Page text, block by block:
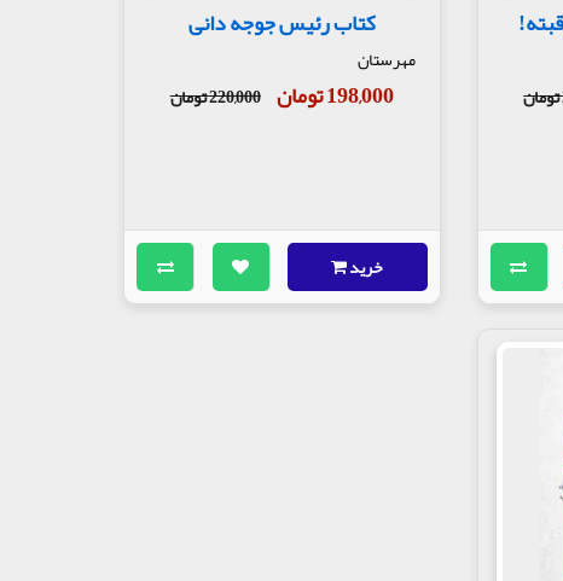
کتاب رئیس جوجه دانی
مهرستان
198,000 تومان 220,000 تومان
خرید